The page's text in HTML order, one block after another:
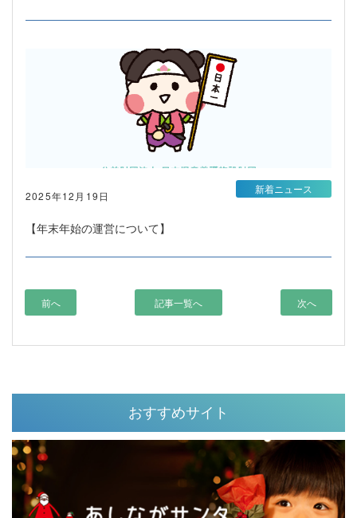
2025年12月19日
【年末年始の運営について】
新着ニュース
前へ 記事一覧へ 次へ
おすすめサイト